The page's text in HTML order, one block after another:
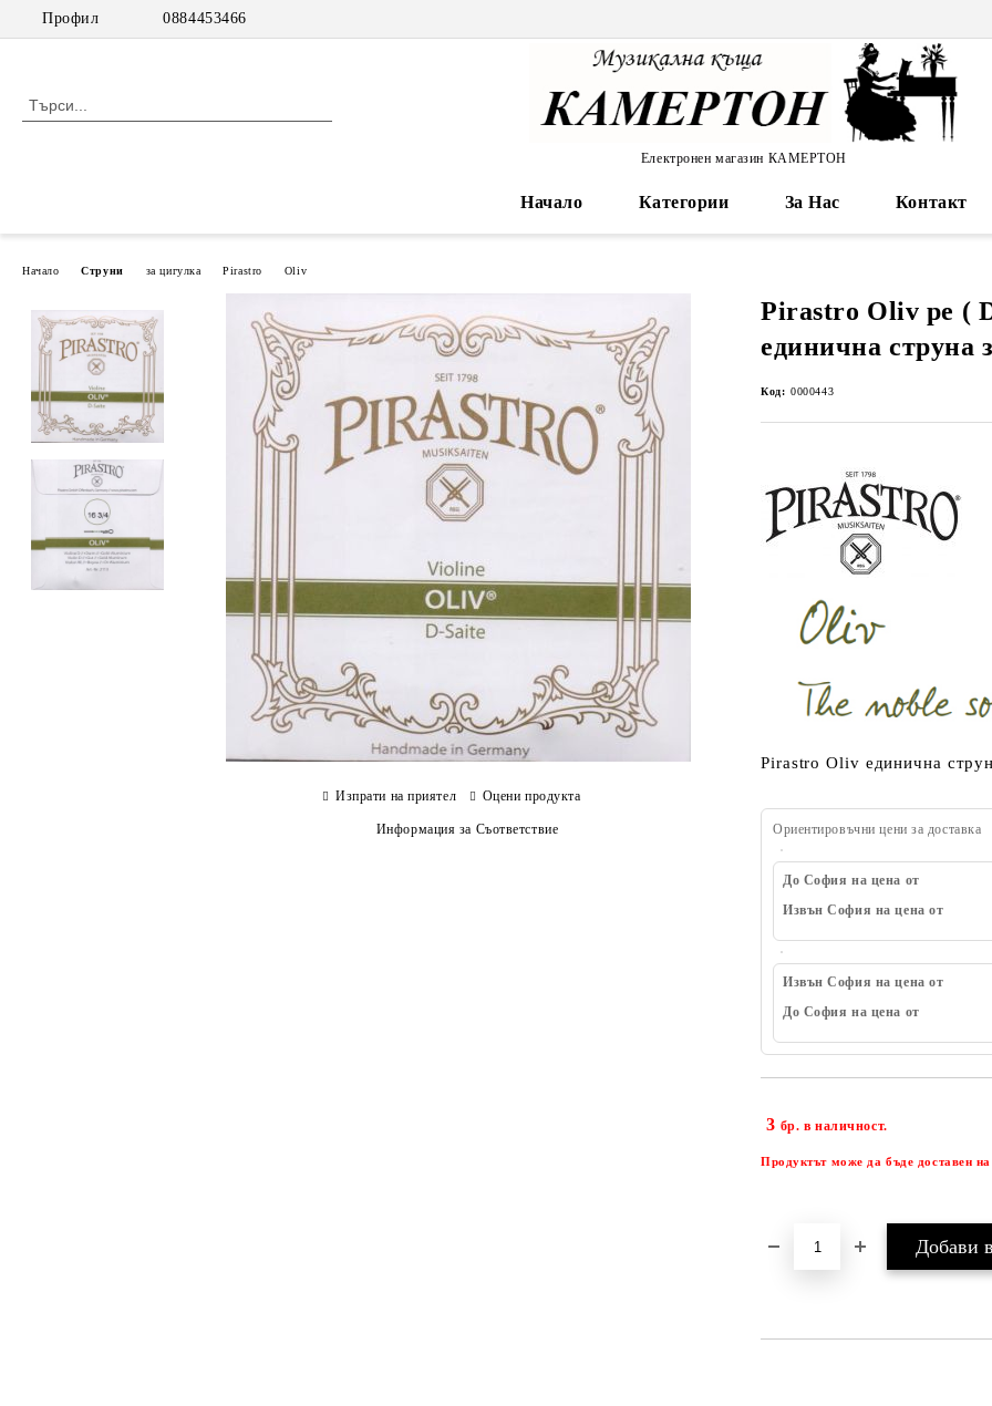
Профил 0884453466
Електронен магазин КАМЕРТОН
Начало Категории За Нас Контакт
Начало Струни за цигулка Pirastro Oliv
Pirastro Oliv ре (
единична струна
Код: 0000443
Pirastro Oliv единична
Ориентировъчни цени за доставка
До София на цена от
Извън София на цена от
Извън София на цена от
До София на цена от
3 бр. в наличност.
Продуктът може да бъде доставен
Изпрати на приятел Оцени продукта
Информация за Съответствие